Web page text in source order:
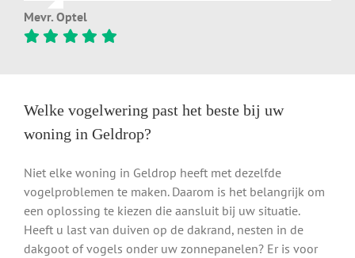
Mevr. Optel
Welke vogelwering past het beste bij uw
woning in Geldrop?
Niet elke woning in Geldrop heeft met dezelfde
vogelproblemen te maken. Daarom is het belangrijk om
een oplossing te kiezen die aansluit bij uw situatie.
Heeft u last van duiven op de dakrand, nesten in de
dakgoot of vogels onder uw zonnepanelen? Er is voor